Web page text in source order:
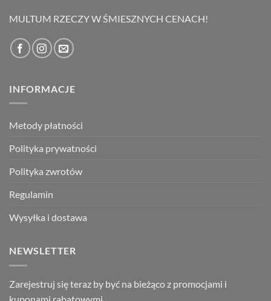
MULTUM RZECZY W ŚMIESZNYCH CENACH!
INFORMACJE
Metody płatności
Polityka prywatności
Polityka zwrotów
Regulamin
Wysyłka i dostawa
NEWSLETTER
Zarejestruj się teraz by być na bieżąco z promocjami i
kuponami rabatowymi.